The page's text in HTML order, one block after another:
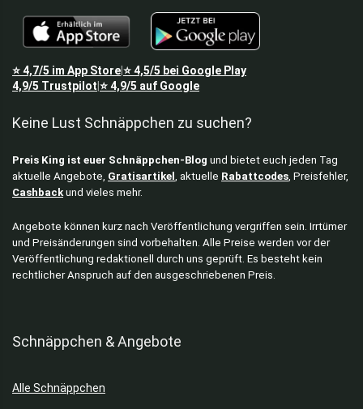
⭐4,7/5 im App Store⭐4,5/5 bei Google Play
4,9/5 Trustpilot ⭐4,9/5 auf Google
Keine Lust Schnäppchen zu suchen?
Preis King ist euer Schnäppchen-Blog und bietet euch jeden Tag
aktuelle Angebote, Gratisartikel , aktuelle Rabattcodes , Preisfehler,
Cashback und vieles mehr.
Angebote können kurz nach Veröffentlichung vergriffen sein. Irrtümer
und Preisänderungen sind vorbehalten. Alle Preise werden vor der
Veröffentlichung redaktionell durch uns geprüft. Es besteht kein
rechtlicher Anspruch auf den ausgeschriebenen Preis.
Schnäppchen & Angebote
Alle Schnäppchen